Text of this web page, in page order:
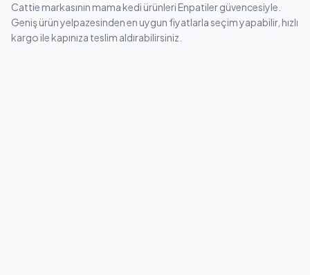
Cattie markasının mama kedi ürünleri Enpatiler güvencesiyle.
Geniş ürün yelpazesinden en uygun fiyatlarla seçim yapabilir, hızlı
kargo ile kapınıza teslim aldırabilirsiniz.